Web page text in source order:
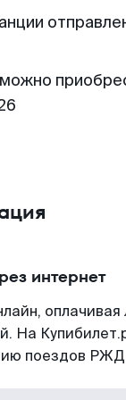
интернет
На
поездов